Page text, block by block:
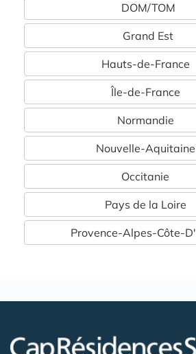
DOM/TOM
Grand Est
Hauts-de-France
Île-de-France
Normandie
Nouvelle-Aquitaine
Occitanie
Pays de la Loire
Provence-Alpes-Côte-